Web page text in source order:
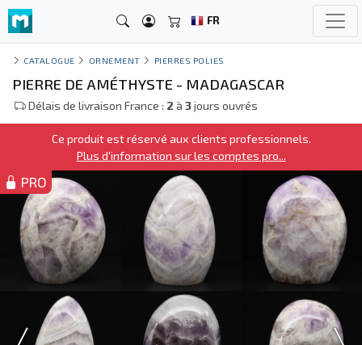
FR
CATALOGUE ORNEMENT PIERRES POLIES
PIERRE DE AMÉTHYSTE - MADAGASCAR
Délais de livraison France : 2 à 3jours ouvrés
Ce produit est réservé aux clients professionnels.
Plus d'information sur les comptes pro...
PRO